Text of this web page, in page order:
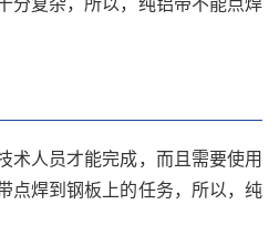
术人员才能完成，而且需要使用
点焊到钢板上的任务，所以，纯